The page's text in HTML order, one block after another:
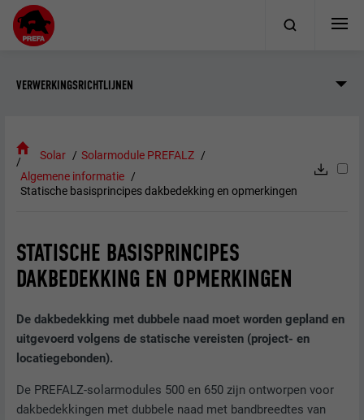
VERWERKINGSRICHTLIJNEN
Solar
Solarmodule PREFALZ
Algemene informatie
Statische basisprincipes dakbedekking en opmerkingen
STATISCHE BASISPRINCIPES
DAKBEDEKKING EN OPMERKINGEN
De dakbedekking met dubbele naad moet worden gepland en
uitgevoerd volgens de statische vereisten (project- en
locatiegebonden).
De PREFALZ-solarmodules 500 en 650 zijn ontworpen voor
dakbedekkingen met dubbele naad met bandbreedtes van